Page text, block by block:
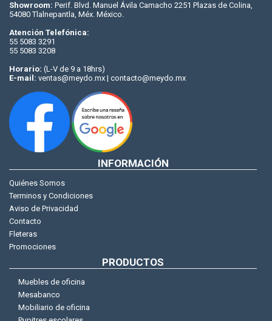
Showroom: Perif. Blvd. Manuel Ávila Camacho 2251 Plazas de Colina,
54080 Tlalnepantla, Méx. México.
Atención Telefónica:
55 5083 3291
55 5083 3208
Horario: (L-V de 9 a 18hrs)
E-mail: ventas@meydo.mx | contacto@meydo.mx
INFORMACIÓN
Quiénes Somos
Terminos y Condiciones
Aviso de Privacidad
Contacto
Fleteras
Promociones
PRODUCTOS
Muebles de oficina
Mesabanco
Mobiliario de oficina